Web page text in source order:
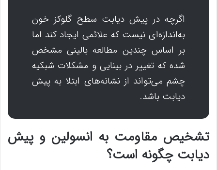
اگرچه در پیش دیابت سطح گلوکز خون
به‌اندازه‌ای نیست که علائمی ایجاد کند اما
بر اساس چندین مطالعه بالینی مشخص
شده که تغییر در بینایی و مشکلات شبکیه
چشم می‌تواند از نشانه‌های ابتلا به پیش
دیابت باشد.
تشخیص مقاومت به انسولین و پیش
دیابت چگونه است؟